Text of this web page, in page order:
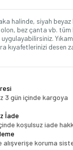
halinde, siyah
bez çanta vb. tüm
kıyafetlerinizi desen
3 gün içinde kargoya
İade
koşulsuz iade
koruma